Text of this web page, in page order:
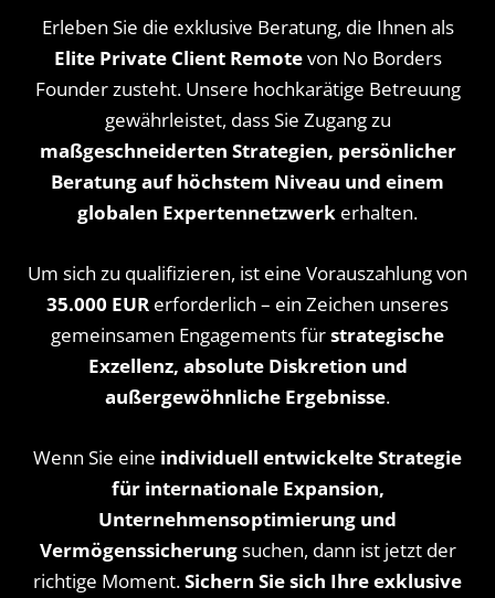
Erleben Sie die exklusive Beratung, die Ihnen als
Elite Private Client Remotevon No Borders
Founder zusteht. Unsere hochkarätige Betreuung
gewährleistet, dass Sie Zugang zu
maßgeschneiderten Strategien, persönlicher
Beratung auf höchstem Niveau und einem
globalen Expertennetzwerk erhalten.
Um sich zu qualifizieren, ist eine Vorauszahlung von
35.000 EUR erforderlich – ein Zeichen unseres
gemeinsamen Engagements fürstrategische
Exzellenz, absolute Diskretion und
außergewöhnliche Ergebnisse.
Wenn Sie eine individuell entwickelte Strategie
für internationale Expansion,
Unternehmensoptimierung und
Vermögenssicherungsuchen, dann ist jetzt der
richtige Moment.Sichern Sie sich Ihre exklusive